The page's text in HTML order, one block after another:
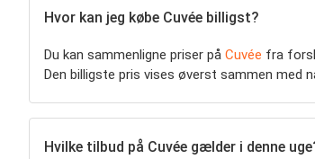
Hvor kan jeg købe Cuvée billigst?
Du kan sammenligne priser på Cuvée fra
Den billigste pris vises øverst sammen med
Hvilke tilbud på Cuvée gælder i denne